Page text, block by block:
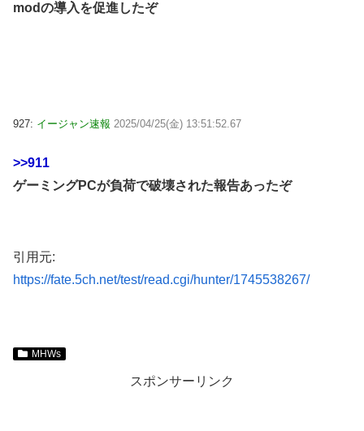
modの導入を促進したぞ
927: イージャン速報 2025/04/25(金) 13:51:52.67
>>911
ゲーミングPCが負荷で破壊された報告あったぞ
引用元:
https://fate.5ch.net/test/read.cgi/hunter/1745538267/
MHWs
スポンサーリンク